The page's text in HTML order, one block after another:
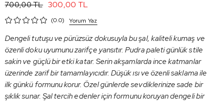
700,00 TL 300,00 TL
0.0 Yorum Yaz
Dengeli tutuşu ve pürüzsüz dokusuyla bu şal, kaliteli kumaş ve
özenli doku uyumunu zarifçe yansıtır. Pudra paleti günlük stile
sakin ve güçlü bir etki katar. Serin akşamlarda ince katmanlar
üzerinde zarif bir tamamlayıcıdır. Düşük ısı ve özenli saklama ile
ilk günkü formunu korur. Özel günlerde sevdiklerinize sade bir
şıklık sunar. Şal tercih edenler için formunu koruyan dengeli bir